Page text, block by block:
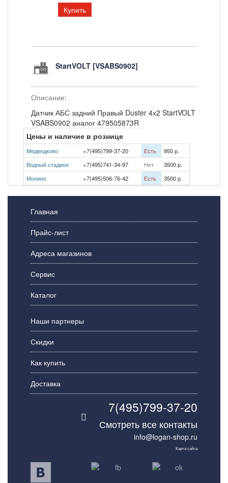
Купить
StartVOLT [VSABS0902]
Описание:
Датчик АБС задний Правый Duster 4х2 StartVOLT
VSABS0902 аналог 479505873R
Цены и наличие в рознице
Медведково +7(495)799-37-20 Есть
950 p.
Водный стадион
+7(495)741-34-97 Нет
3500 p.
Монино
+7(495)506-76-42 Есть 3500 p.
Главная
Прайс-лист
Адреса магазинов
Сервис
Каталог
Наши партнеры
Скидки
Как купить
Доставка
7(495)799-37-20
Смотреть все контакты
info@logan-shop.ru
Карта сайта